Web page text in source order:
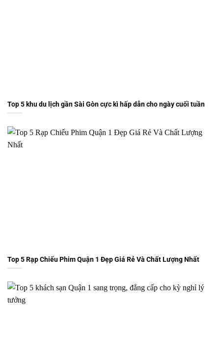
Top 5 khu du lịch gần Sài Gòn cực kì hấp dẫn cho ngày cuối tuần
Top 5 Rạp Chiếu Phim Quận 1 Đẹp Giá Rẻ Và Chất Lượng Nhất